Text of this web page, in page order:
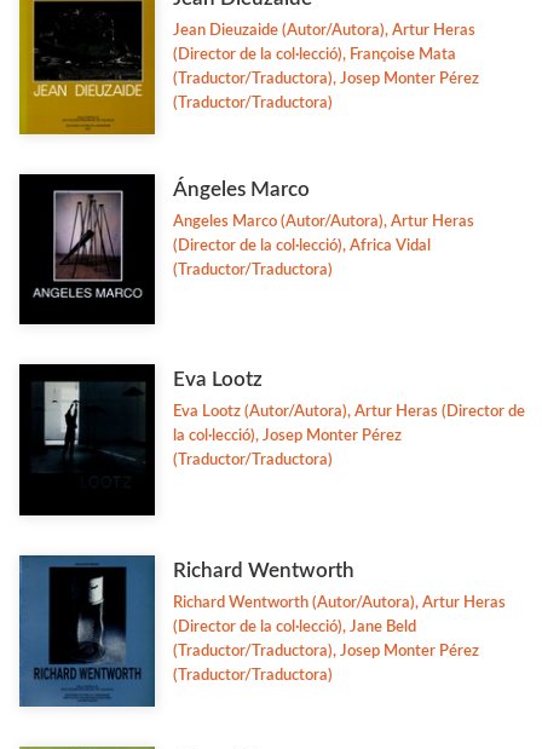
Jean Dieuzaide (Autor/Autora), Artur Heras
(Director de la col·lecció), Françoise Mata
(Traductor/Traductora), Josep Monter Pérez
(Traductor/Traductora)
Ángeles Marco
Angeles Marco (Autor/Autora), Artur Heras
(Director de la col·lecció), Africa Vidal
(Traductor/Traductora)
Eva Lootz
Eva Lootz (Autor/Autora), Artur Heras (Director de
la col·lecció), Josep Monter Pérez
(Traductor/Traductora)
Richard Wentworth
Richard Wentworth (Autor/Autora), Artur Heras
(Director de la col·lecció), Jane Beld
(Traductor/Traductora), Josep Monter Pérez
(Traductor/Traductora)